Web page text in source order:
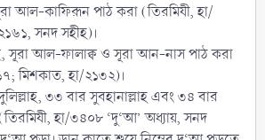
আল-কাফিরূন পাঠ করা (তিরমিযী, হা/
সনদ সহীহ)।
আল-ফালাক্ব ও সূরা আন-নাস পাঠ করা
মিশকাত, হা/২১৩২)।
৩৩ বার সুবহানাল্লাহ এবং ৩৪ বার
হা/৩৪০৮ ‘দু‘আ’ অধ্যায়, সনদ